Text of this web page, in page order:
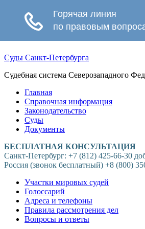
Суды Санкт-Петербурга
Судебная система Северозападного
Главная
Справочная информация
Законодательство
Суды
Документы
БЕСПЛАТНАЯ КОНСУЛЬТАЦИЯ
Санкт-Петербург: +7 (812) 425-66-30
Россия (звонок бесплатный) +8 (800)
Участки мировых судей
Голоссарий
Адреса и телефоны
Правила рассмотрения дел
Вопросы и ответы